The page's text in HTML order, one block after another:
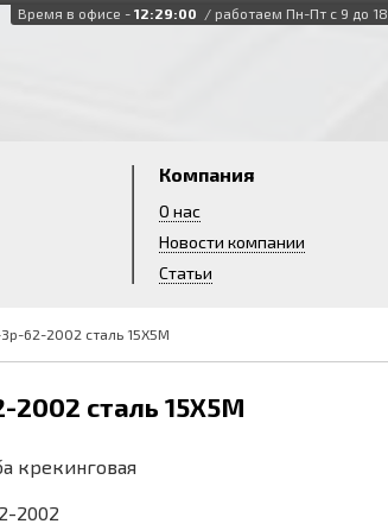
Время в офисе - 12:29:00 / работаем Пн-Пт с 9 до 18
Компания
О нас
Новости компании
Статьи
62-2002 сталь 15Х5М
2002 сталь 15Х5М
крекинговая
2002